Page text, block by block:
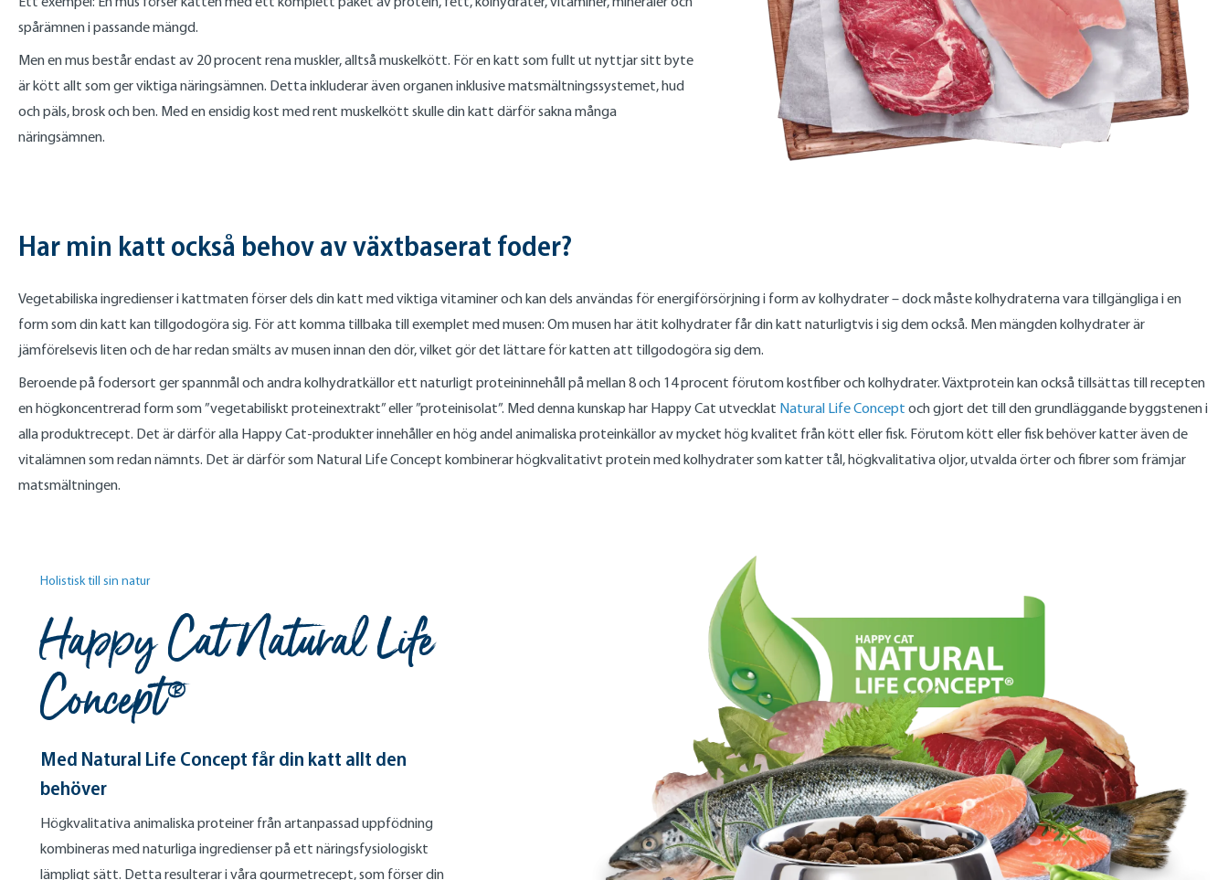
spårämnen i passande mängd.
Men en mus består endast av 20 procent rena muskler, alltså muskelkött. För en katt som fullt ut nyttjar sitt byte
är kött allt som ger viktiga näringsämnen. Detta inkluderar även organen inklusive matsmältningssystemet, hud
och päls, brosk och ben. Med en ensidig kost med rent muskelkött skulle din katt därför sakna många
näringsämnen.
Har min katt också behov av växtbaserat foder?
Vegetabiliska ingredienser i kattmaten förser dels din katt med viktiga vitaminer och kan dels användas för energiförsörjning i form av kolhydrater – dock måste kolhydraterna vara tillgängliga i en
form som din katt kan tillgodogöra sig. För att komma tillbaka till exemplet med musen: Om musen har ätit kolhydrater får din katt naturligtvis i sig dem också. Men mängden kolhydrater är
jämförelsevis liten och de har redan smälts av musen innan den dör, vilket gör det lättare för katten att tillgodogöra sig dem.
Beroende på fodersort ger spannmål och andra kolhydratkällor ett naturligt proteininnehåll på mellan 8 och 14 procent förutom kostfiber och kolhydrater. Växtprotein kan också tillsättas till recepten
en högkoncentrerad form som ”vegetabiliskt proteinextrakt” eller ”proteinisolat”. Med denna kunskap har Happy Cat utvecklat Natural Life Concept och gjort det till den grundläggande byggstenen i
alla produktrecept. Det är därför alla Happy Cat-produkter innehåller en hög andel animaliska proteinkällor av mycket hög kvalitet från kött eller fisk. Förutom kött eller fisk behöver katter även de
vitalämnen som redan nämnts. Det är därför som Natural Life Concept kombinerar högkvalitativt protein med kolhydrater som katter tål, högkvalitativa oljor, utvalda örter och fibrer som främjar
matsmältningen.
Holistisk till sin natur
Happy Cat Natural Life
Concept®
Med Natural Life Concept får din katt allt den
behöver
Högkvalitativa animaliska proteiner från artanpassad uppfödning
kombineras med naturliga ingredienser på ett näringsfysiologiskt
lämpligt sätt. Detta resulterar i våra gourmetrecept, som förser din